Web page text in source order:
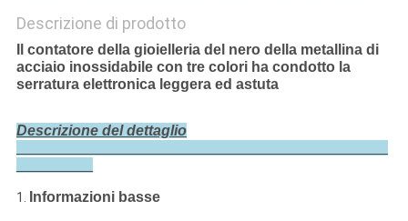
Descrizione di prodotto
Il contatore della gioielleria del nero della metallina di
acciaio inossidabile con tre colori ha condotto la
serratura elettronica leggera ed astuta
Descrizione del dettaglio
1. Informazioni basse